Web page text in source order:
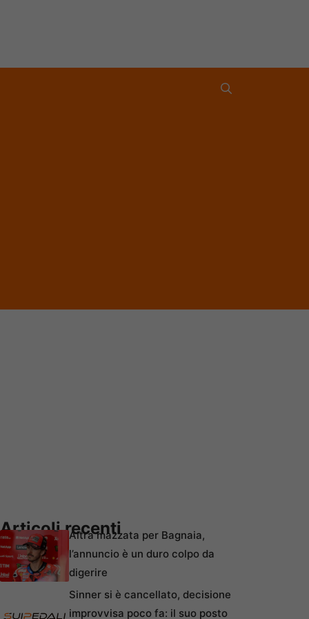
Articoli recentiAltra mazzata per Bagnaia,
l’annuncio è un duro colpo da
digerire
Sinner si è cancellato, decisione
improvvisa poco fa: il suo posto